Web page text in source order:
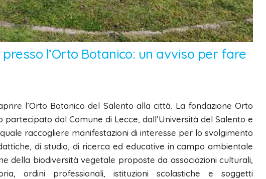
l’Orto Botanico: un avviso per fare
l’Orto Botanico del Salento alla città. La fondazione Orto
dal Comune di Lecce, dall’Università del Salento e
raccogliere manifestazioni di interesse per lo svolgimento
di studio, di ricerca ed educative in campo ambientale
della biodiversità vegetale proposte da associazioni culturali,
ordini professionali, istituzioni scolastiche e soggetti